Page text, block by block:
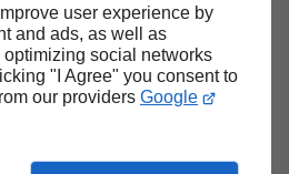
user experience by
and ads, as well as
social networks
"I Agree" you consent to
our providers Google
de page